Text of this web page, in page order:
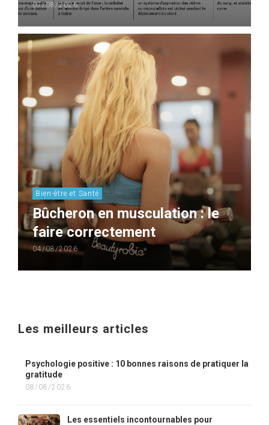
07/08/2026
Bien-être et Santé
Bûcheron en musculation : le
faire correctement
04/08/2026
Les meilleurs articles
Psychologie positive : 10 bonnes raisons de pratiquer la
gratitude
08/08/2026
Les essentiels incontournables pour